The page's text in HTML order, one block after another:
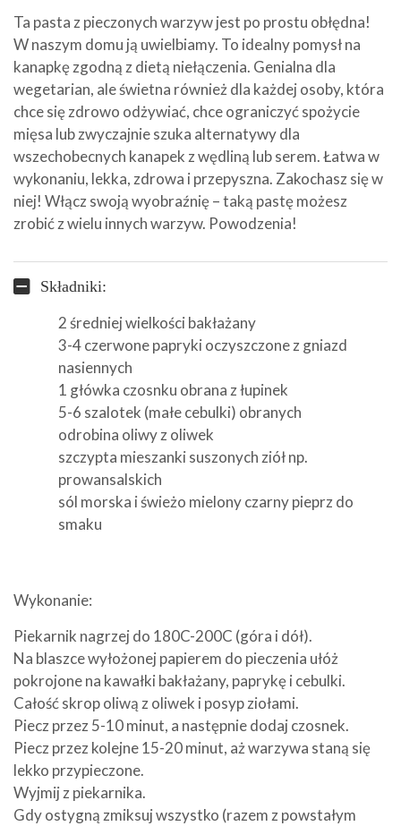
Ta pasta z pieczonych warzyw jest po prostu obłędna!
W naszym domu ją uwielbiamy. To idealny pomysł na
kanapkę zgodną z dietą niełączenia. Genialna dla
wegetarian, ale świetna również dla każdej osoby, która
chce się zdrowo odżywiać, chce ograniczyć spożycie
mięsa lub zwyczajnie szuka alternatywy dla
wszechobecnych kanapek z wędliną lub serem. Łatwa w
wykonaniu, lekka, zdrowa i przepyszna. Zakochasz się w
niej! Włącz swoją wyobraźnię – taką pastę możesz
zrobić z wielu innych warzyw. Powodzenia!
Składniki:
2 średniej wielkości bakłażany
3-4 czerwone papryki oczyszczone z gniazd
nasiennych
1 główka czosnku obrana z łupinek
5-6 szalotek (małe cebulki) obranych
odrobina oliwy z oliwek
szczypta mieszanki suszonych ziół np.
prowansalskich
sól morska i świeżo mielony czarny pieprz do
smaku
Wykonanie:
Piekarnik nagrzej do 180C-200C (góra i dół).
Na blaszce wyłożonej papierem do pieczenia ułóż
pokrojone na kawałki bakłażany, paprykę i cebulki.
Całość skrop oliwą z oliwek i posyp ziołami.
Piecz przez 5-10 minut, a następnie dodaj czosnek.
Piecz przez kolejne 15-20 minut, aż warzywa staną się
lekko przypieczone.
Wyjmij z piekarnika.
Gdy ostygną zmiksuj wszystko (razem z powstałym